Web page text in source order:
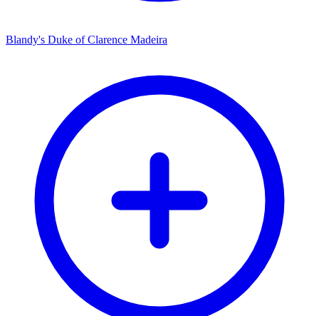
Blandy's Duke of Clarence Madeira